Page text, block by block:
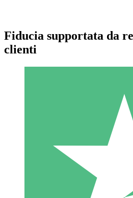
Pacchetti di
Paga a consumo con crediti di
1 Download
Fiducia supportata da
clienti